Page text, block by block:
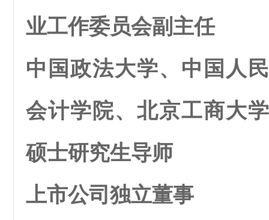
业工作委员会副主任
中国政法大学、中国人
会计学院、北京工商大
硕士研究生导师
上市公司独立董事